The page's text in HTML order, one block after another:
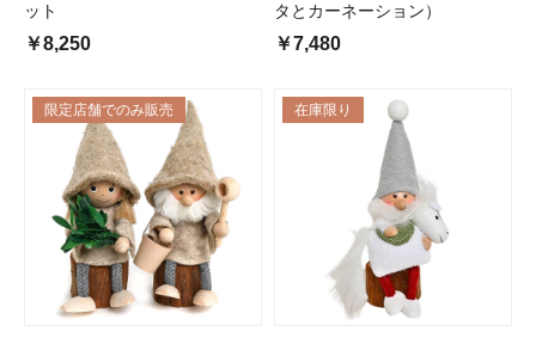
ット
￥8,250
タとカーネーション）
￥7,480
限定店舗でのみ販売 在庫限り